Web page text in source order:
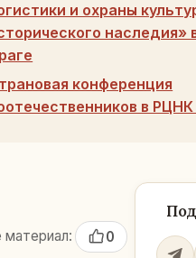
и охраны
наследия»
конференция
в РЦНК
материал:
0